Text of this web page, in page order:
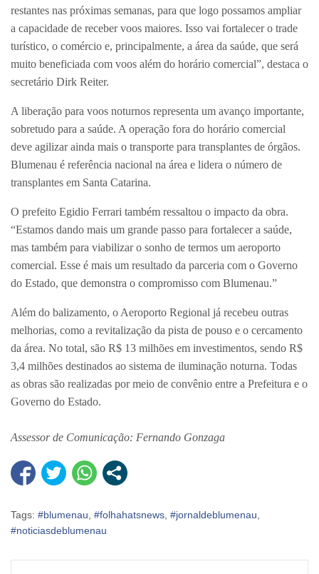
restantes nas próximas semanas, para que logo possamos ampliar
a capacidade de receber voos maiores. Isso vai fortalecer o trade
turístico, o comércio e, principalmente, a área da saúde, que será
muito beneficiada com voos além do horário comercial”, destaca o
secretário Dirk Reiter.
A liberação para voos noturnos representa um avanço importante,
sobretudo para a saúde. A operação fora do horário comercial
deve agilizar ainda mais o transporte para transplantes de órgãos.
Blumenau é referência nacional na área e lidera o número de
transplantes em Santa Catarina.
O prefeito Egidio Ferrari também ressaltou o impacto da obra.
“Estamos dando mais um grande passo para fortalecer a saúde,
mas também para viabilizar o sonho de termos um aeroporto
comercial. Esse é mais um resultado da parceria com o Governo
do Estado, que demonstra o compromisso com Blumenau.”
Além do balizamento, o Aeroporto Regional já recebeu outras
melhorias, como a revitalização da pista de pouso e o cercamento
da área. No total, são R$ 13 milhões em investimentos, sendo R$
3,4 milhões destinados ao sistema de iluminação noturna. Todas
as obras são realizadas por meio de convênio entre a Prefeitura e o
Governo do Estado.
Assessor de Comunicação: Fernando Gonzaga
Tags: #blumenau, #folhahatsnews, #jornaldeblumenau,
#noticiasdeblumenau